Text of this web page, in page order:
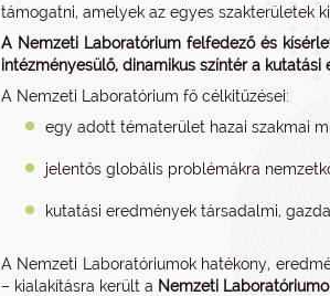
támogatni, amelyek az egyes szakterületek
A Nemzeti Laboratórium felfedező és
intézményesülő, dinamikus színtér a
A Nemzeti Laboratórium fő célkitűzései:
egy adott tématerület hazai szakmai
jelentős globális problémákra
kutatási eredmények társadalmi,
A Nemzeti Laboratóriumok hatékony,
– kialakításra került a Nemzeti